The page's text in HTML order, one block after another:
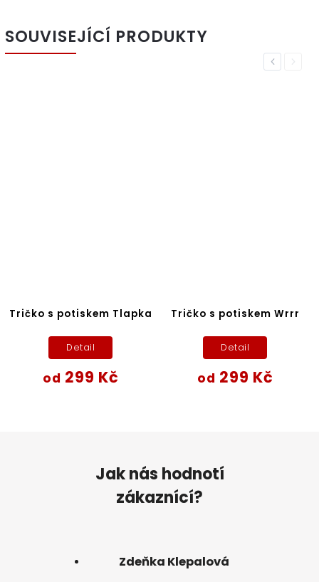
SOUVISEJÍCÍ PRODUKTY
Previous
Tričko s potiskem Tlapka
od 299 Kč
Detail
Tričko s potiskem Wrrr
od 299 Kč
Detail
Next
Jak nás hodnotí
zákaznící?
Zdeňka Klepalová